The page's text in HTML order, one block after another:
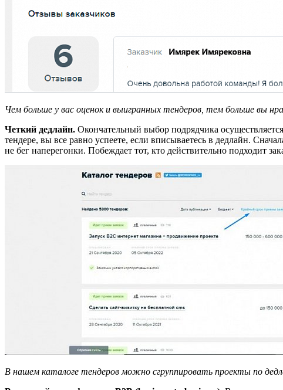
Чем больше у вас оценок и выигранных тендеров, тем больше вы
Четкий дедлайн. Окончательный выбор подрядчика
тендере, вы все равно успеете, если вписываетесь в дедлайн.
не бег наперегонки. Побеждает тот, кто действительно подходит
В нашем каталоге тендеров можно сгруппировать проекты по